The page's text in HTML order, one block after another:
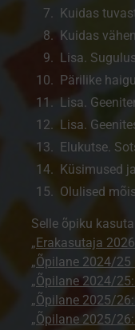
Kuidas
Kuidas
Lisa.
Pärilike
Lisa.
Lisa.
Elukutse.
Küsimused
Olulised
Selle õpiku
„Erakasutaja
„Õpilane 2024/25
„Õpilane 2024/
„Õpilane 2025/
„Õpilane 2025/26: